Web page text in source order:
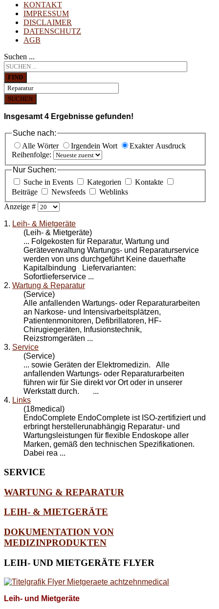
KONTAKT
IMPRESSUM
DISCLAIMER
DATENSCHUTZ
AGB
Suchen ...
FIND
SUCHEN
Insgesamt 4 Ergebnisse gefunden!
Suche nach:
Alle Wörter
Irgendein Wort
Exakter Ausdruck
Reihenfolge:
Nur Suchen:
Suche in Events
Kategorien
Kontakte
Beiträge
Newsfeeds
Weblinks
Anzeige #
1. Leih- & Mietgeräte
(Leih- & Mietgeräte)
... Folgekosten für Reparatur, Wartung und
Geräteverwaltung Wartungs- und Reparaturservice
werden von uns durchgeführt Keine dauerhafte
Kapitalbindung Liefervarianten:
Sofortlieferservice ...
2. Wartung & Reparatur
(Service)
Alle anfallenden Wartungs- oder Reparaturarbeiten
an Narkose- und Intensivarbeitsplätzen,
Patientenmonitoren, Defibrillatoren, HF-
Chirugiegeräten, Infusionstechnik,
Reizstromgeräten ...
3. Service
(Service)
... sowie Geräten der Elektromedizin. Alle
anfallenden Wartungs- oder Reparaturarbeiten
führen wir für Sie direkt vor Ort oder in unserer
Werkstatt durch. ...
4. Links
(18medical)
EndoComplete EndoComplete ist ISO-zertifiziert und
erbringt herstellerunabhängig Reparatur- und
Wartungsleistungen für flexible Endoskope aller
Marken, gemäß den technischen Spezifikationen.
Dabei rea ...
SERVICE
WARTUNG & REPARATUR
LEIH- & MIETGERÄTE
DOKUMENTATION VON
MEDIZINPRODUKTEN
LEIH- UND MIETGERÄTE FLYER
Leih- und Mietgeräte